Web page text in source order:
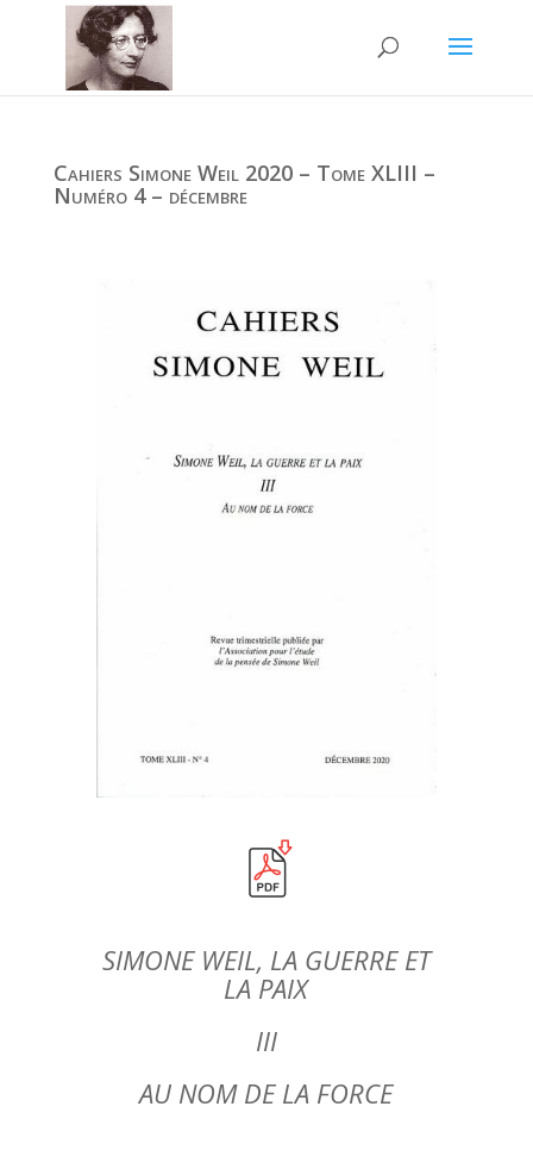
Cahiers Simone Weil 2020 – Tome XLIII –
Numéro 4 – décembre
SIMONE WEIL, LA GUERRE ET
LA PAIX
III
AU NOM DE LA FORCE